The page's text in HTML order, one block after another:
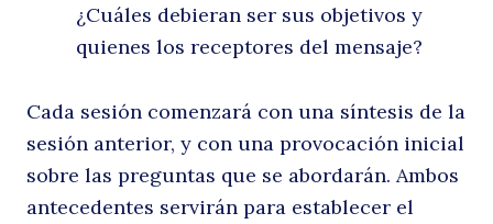
¿Cuáles debieran ser sus objetivos y
quienes los receptores del mensaje?
Cada sesión comenzará con una síntesis de la
sesión anterior, y con una provocación inicial
sobre las preguntas que se abordarán. Ambos
antecedentes servirán para establecer el